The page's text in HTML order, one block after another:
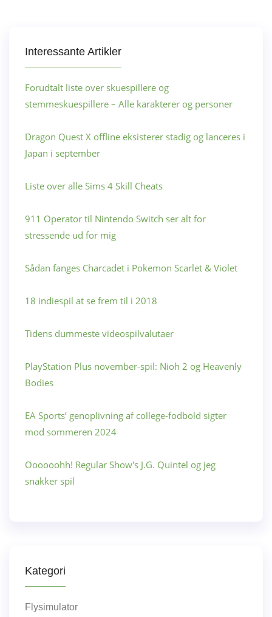
Interessante Artikler
Forudtalt liste over skuespillere og
stemmeskuespillere – Alle karakterer og personer
Dragon Quest X offline eksisterer stadig og lanceres i
Japan i september
Liste over alle Sims 4 Skill Cheats
911 Operator til Nintendo Switch ser alt for
stressende ud for mig
Sådan fanges Charcadet i Pokemon Scarlet & Violet
18 indiespil at se frem til i 2018
Tidens dummeste videospilvalutaer
PlayStation Plus november-spil: Nioh 2 og Heavenly
Bodies
EA Sports’ genoplivning af college-fodbold sigter
mod sommeren 2024
Oooooohh! Regular Show's J.G. Quintel og jeg
snakker spil
Kategori
Flysimulator